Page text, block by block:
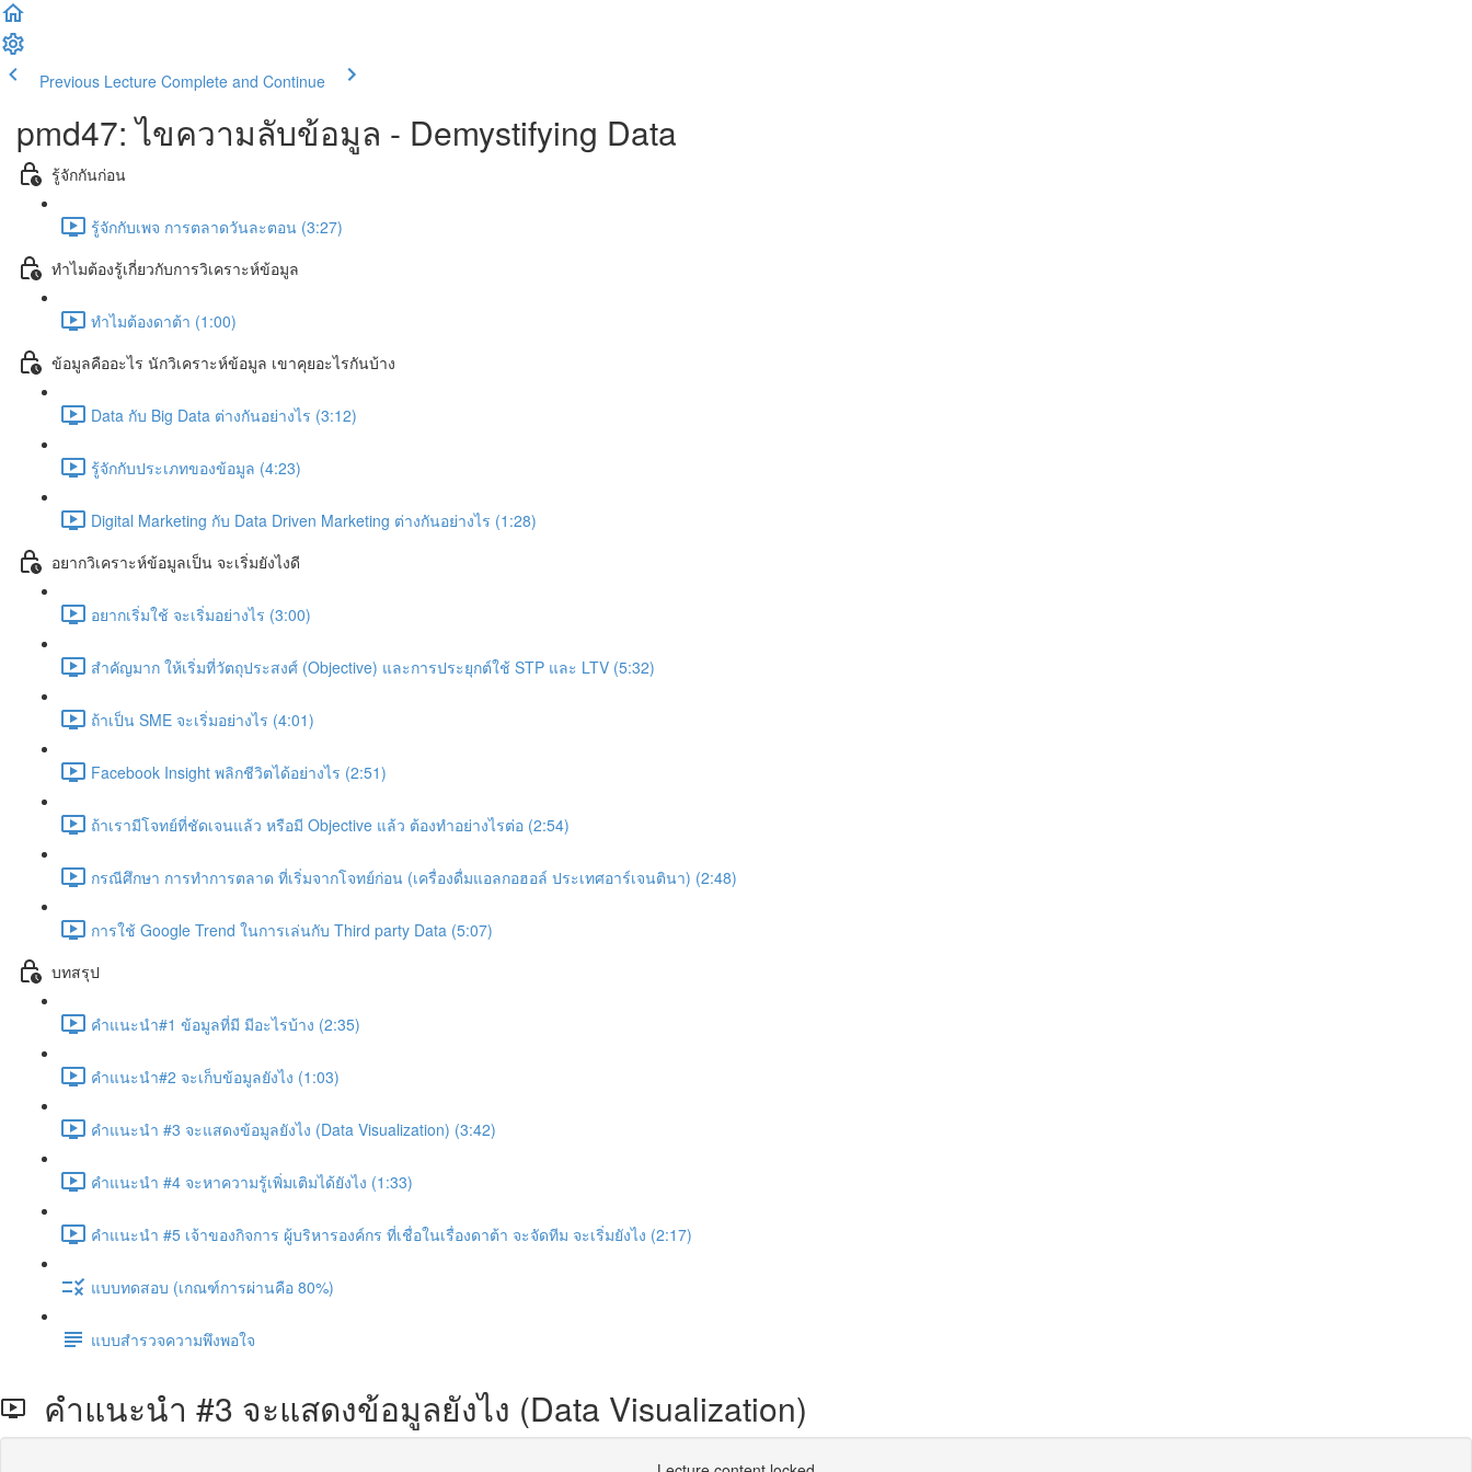
Previous Lecture Complete and Continue
pmd47: ไขความลับข้อมูล - Demystifying Data
รู้จักกันก่อน
รู้จักกับเพจ การตลาดวันละตอน (3:27)
ทำไมต้องรู้เกี่ยวกับการวิเคราะห์ข้อมูล
ทำไมต้องดาต้า (1:00)
ข้อมูลคืออะไร นักวิเคราะห์ข้อมูล เขาคุยอะไรกันบ้าง
Data กับ Big Data ต่างกันอย่างไร (3:12)
รู้จักกับประเภทของข้อมูล (4:23)
Digital Marketing กับ Data Driven Marketing ต่างกันอย่างไร (1:28)
อยากวิเคราะห์ข้อมูลเป็น จะเริ่มยังไงดี
อยากเริ่มใช้ จะเริ่มอย่างไร (3:00)
สำคัญมาก ให้เริ่มที่วัตถุประสงศ์ (Objective) และการประยุกต์ใช้ STP และ LTV (5:32)
ถ้าเป็น SME จะเริ่มอย่างไร (4:01)
Facebook Insight พลิกชีวิตได้อย่างไร (2:51)
ถ้าเรามีโจทย์ที่ชัดเจนแล้ว หรือมี Objective แล้ว ต้องทำอย่างไรต่อ (2:54)
กรณีศึกษา การทำการตลาด ที่เริ่มจากโจทย์ก่อน (เครื่องดื่มแอลกอฮอล์ ประเทศอาร์เจนตินา) (2:48)
การใช้ Google Trend ในการเล่นกับ Third party Data (5:07)
บทสรุป
คำแนะนำ#1 ข้อมูลที่มี มีอะไรบ้าง (2:35)
คำแนะนำ#2 จะเก็บข้อมูลยังไง (1:03)
คำแนะนำ #3 จะแสดงข้อมูลยังไง (Data Visualization) (3:42)
คำแนะนำ #4 จะหาความรู้เพิ่มเติมได้ยังไง (1:33)
คำแนะนำ #5 เจ้าของกิจการ ผู้บริหารองค์กร ที่เชื่อในเรื่องดาต้า จะจัดทีม จะเริ่มยังไง (2:17)
แบบทดสอบ (เกณฑ์การผ่านคือ 80%)
แบบสำรวจความพึงพอใจ
คำแนะนำ #3 จะแสดงข้อมูลยังไง (Data Visualization)